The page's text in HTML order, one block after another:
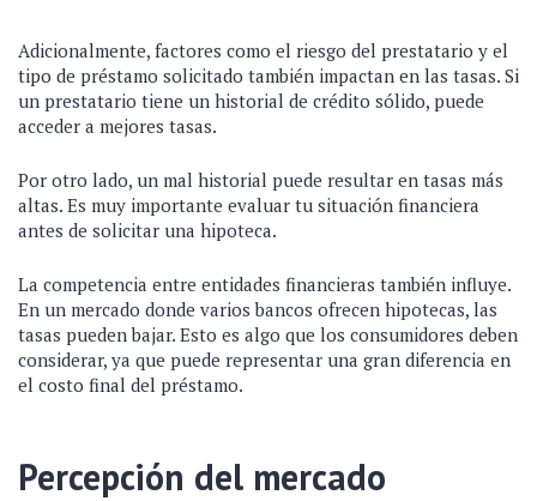
Adicionalmente, factores como el riesgo del prestatario y el
tipo de préstamo solicitado también impactan en las tasas. Si
un prestatario tiene un historial de crédito sólido, puede
acceder a mejores tasas.
Por otro lado, un mal historial puede resultar en tasas más
altas. Es muy importante evaluar tu situación financiera
antes de solicitar una hipoteca.
La competencia entre entidades financieras también influye.
En un mercado donde varios bancos ofrecen hipotecas, las
tasas pueden bajar. Esto es algo que los consumidores deben
considerar, ya que puede representar una gran diferencia en
el costo final del préstamo.
Percepción del mercado